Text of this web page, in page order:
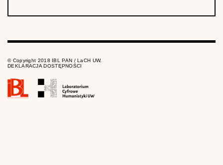
© Copyright 2018 IBL PAN / LaCH UW.
DEKLARACJA DOSTĘPNOŚCI